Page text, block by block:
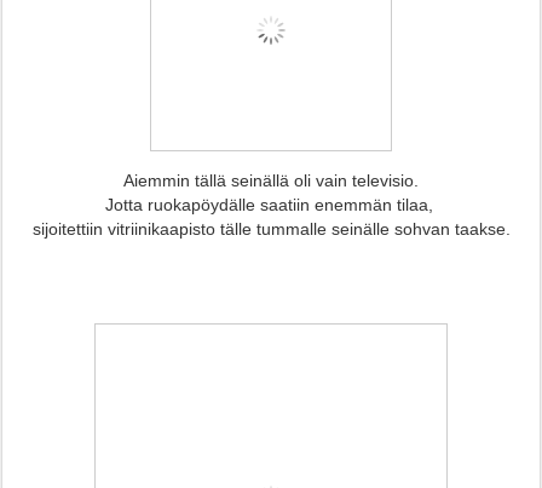
Aiemmin tällä seinällä oli vain televisio.
Jotta ruokapöydälle saatiin enemmän tilaa,
sijoitettiin vitriinikaapisto tälle tummalle seinälle sohvan taakse.